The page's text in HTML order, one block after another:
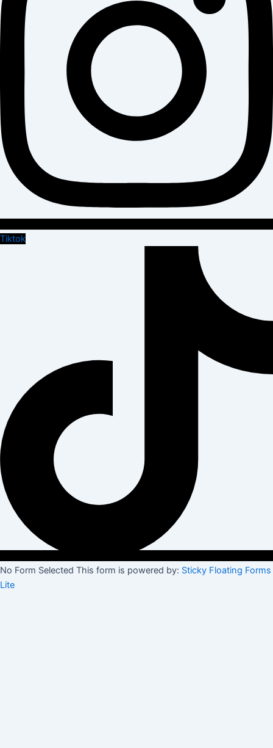
Tiktok
No Form Selected This form is powered by: Sticky Floating Forms
Lite